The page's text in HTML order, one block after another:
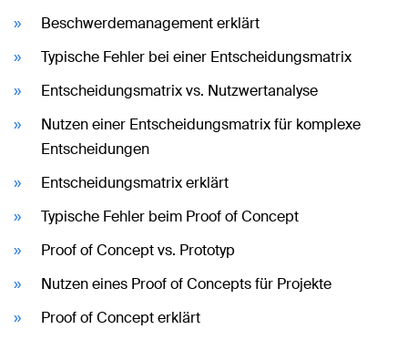
Beschwerdemanagement erklärt
Typische Fehler bei einer Entscheidungsmatrix
Entscheidungsmatrix vs. Nutzwertanalyse
Nutzen einer Entscheidungsmatrix für komplexe
Entscheidungen
Entscheidungsmatrix erklärt
Typische Fehler beim Proof of Concept
Proof of Concept vs. Prototyp
Nutzen eines Proof of Concepts für Projekte
Proof of Concept erklärt